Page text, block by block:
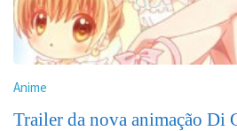
Anime
Trailer da nova animação Di